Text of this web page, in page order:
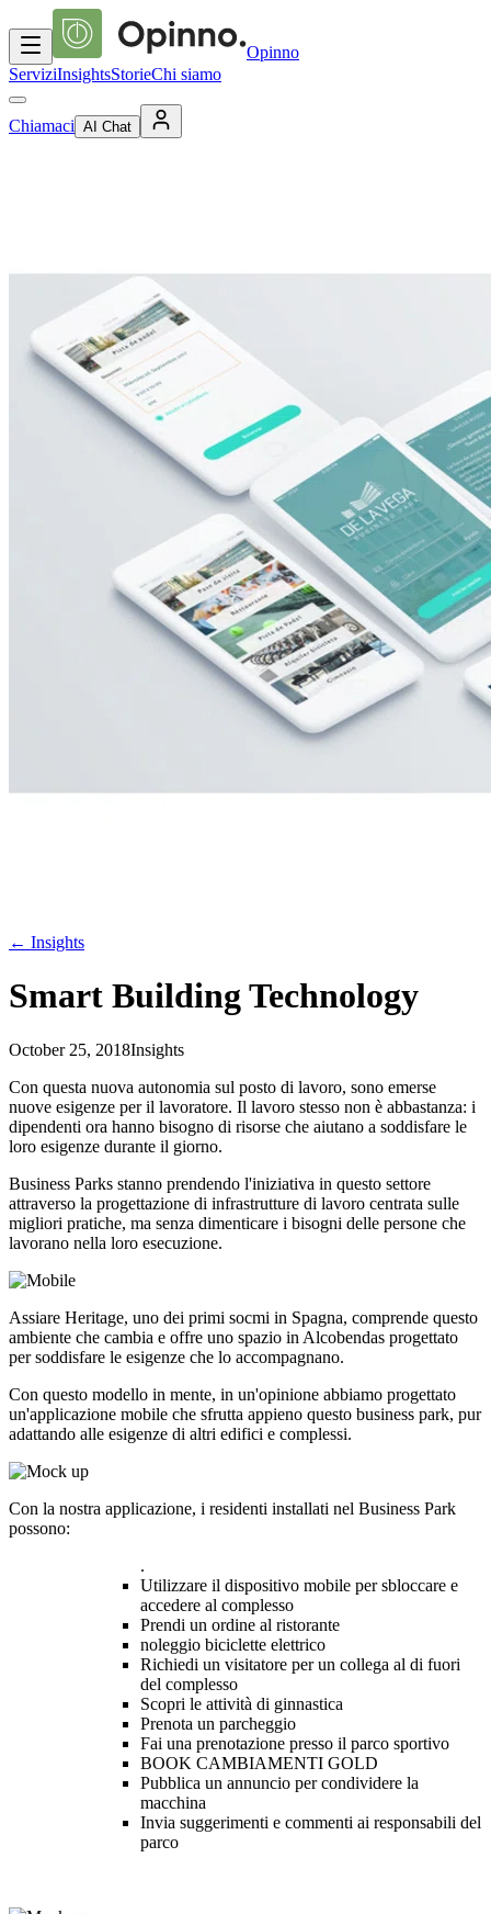
Opinno
ServiziInsightsStorieChi siamo
Chiamaci AI Chat
← Insights
Smart Building Technology
October 25, 2018Insights
Con questa nuova autonomia sul posto di lavoro, sono emerse
nuove esigenze per il lavoratore. Il lavoro stesso non è abbastanza: i
dipendenti ora hanno bisogno di risorse che aiutano a soddisfare le
loro esigenze durante il giorno.
Business Parks stanno prendendo l'iniziativa in questo settore
attraverso la progettazione di infrastrutture di lavoro centrata sulle
migliori pratiche, ma senza dimenticare i bisogni delle persone che
lavorano nella loro esecuzione.
Assiare Heritage, uno dei primi socmi in Spagna, comprende questo
ambiente che cambia e offre uno spazio in Alcobendas progettato
per soddisfare le esigenze che lo accompagnano.
Con questo modello in mente, in un'opinione abbiamo progettato
un'applicazione mobile che sfrutta appieno questo business park, pur
adattando alle esigenze di altri edifici e complessi.
Con la nostra applicazione, i residenti installati nel Business Park
possono:
.
Utilizzare il dispositivo mobile per sbloccare e
accedere al complesso
Prendi un ordine al ristorante
noleggio biciclette elettrico
Richiedi un visitatore per un collega al di fuori
del complesso
Scopri le attività di ginnastica
Prenota un parcheggio
Fai una prenotazione presso il parco sportivo
BOOK CAMBIAMENTI GOLD
Pubblica un annuncio per condividere la
macchina
Invia suggerimenti e commenti ai responsabili del
parco